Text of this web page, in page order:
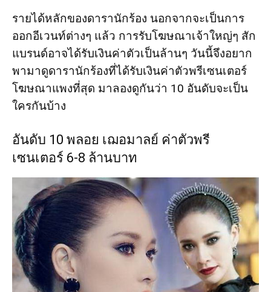
รายได้หลักของดารานักร้อง นอกจากจะเป็นการ
ออกอีเวนท์ต่างๆ แล้ว การรับโฆษณาเจ้าใหญ่ๆ สัก
แบรนด์อาจได้รับเงินค่าตัวเป็นล้านๆ วันนี้จึงอยาก
พามาดูดารานักร้องที่ได้รับเงินค่าตัวพรีเซนเตอร์
โฆษณาแพงที่สุด มาลองดูกันว่า 10 อันดับจะเป็น
ใครกันบ้าง
อันดับ 10 พลอย เฌอมาลย์ ค่าตัวพรี
เซนเตอร์ 6-8 ล้านบาท